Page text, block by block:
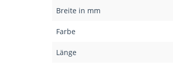
Breite in mm
Farbe
Länge